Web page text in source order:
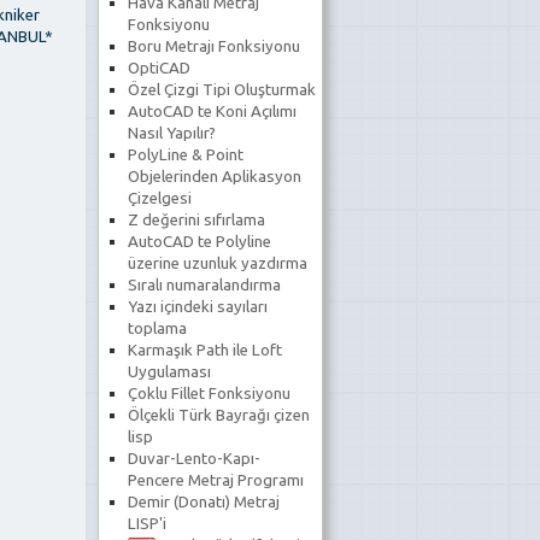
Fonksiyonu
Boru Metrajı Fonksiyonu
OptiCAD
Özel Çizgi Tipi Oluşturmak
AutoCAD te Koni Açılımı
Nasıl Yapılır?
PolyLine & Point
Objelerinden Aplikasyon
Çizelgesi
Z değerini sıfırlama
AutoCAD te Polyline
üzerine uzunluk yazdırma
Sıralı numaralandırma
Yazı içindeki sayıları
toplama
Karmaşık Path ile Loft
Uygulaması
Çoklu Fillet Fonksiyonu
Ölçekli Türk Bayrağı çizen
lisp
Duvar-Lento-Kapı-
Pencere Metraj Programı
Demir (Donatı) Metraj
LISP'i